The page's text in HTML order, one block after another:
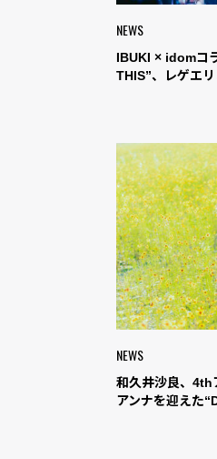
NEWS
IBUKI × idomコ
THIS”、レゲエ
NEWS
和久井沙良、4th
アンナを迎えた